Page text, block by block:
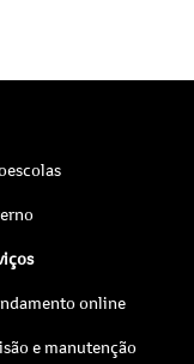
online
e manutenção